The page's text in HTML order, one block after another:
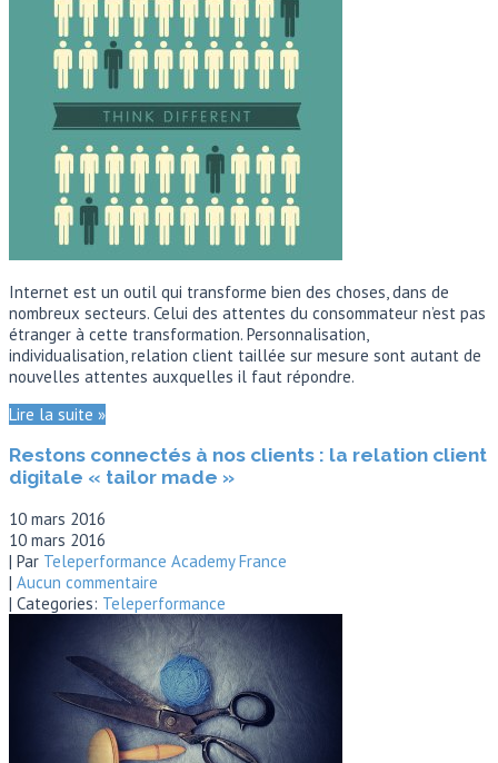
Internet est un outil qui transforme bien des choses, dans de
nombreux secteurs. Celui des attentes du consommateur n’est pas
étranger à cette transformation. Personnalisation,
individualisation, relation client taillée sur mesure sont autant de
nouvelles attentes auxquelles il faut répondre.
Lire la suite »
Restons connectés à nos clients : la relation client
digitale « tailor made »
10 mars 2016
10 mars 2016
| Par Teleperformance Academy France
| Aucun commentaire
| Categories: Teleperformance